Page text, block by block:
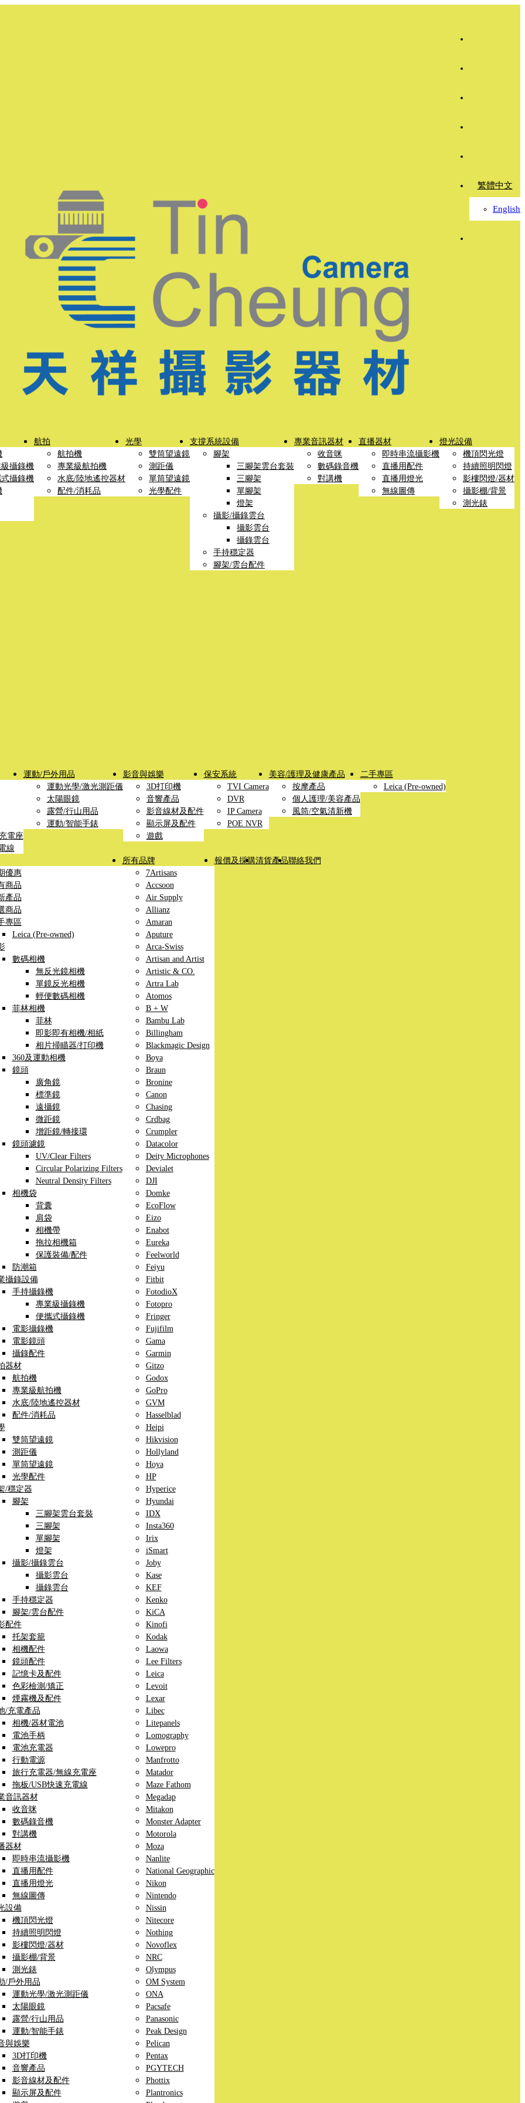
繁體中文
English
攝錄機
攝錄機
航拍
航拍機
專業級航拍機
水底/陸地遙控器材
配件/消耗品
光學
雙筒望遠鏡
測距儀
單筒望遠鏡
光學配件
支撐系統設備
腳架
三腳架雲台套裝
三腳架
單腳架
燈架
攝影/攝錄雲台
攝影雲台
攝錄雲台
手持穩定器
腳架/雲台配件
專業音訊器材
收音咪
數碼錄音機
對講機
直播器材
即時串流攝影機
直播用配件
直播用燈光
無線圖傳
燈光設備
機頂閃光燈
持續照明閃燈
影樓閃燈/器材
攝影棚/背景
測光錶
電座
線
運動/戶外用品
運動光學/激光測距儀
太陽眼鏡
露營/行山用品
運動/智能手錶
影音與娛樂
3D打印機
音響產品
影音線材及配件
顯示屏及配件
遊戲
保安系統
TVI Camera
DVR
IP Camera
POE NVR
美容/護理及健康產品
按摩產品
個人護理/美容產品
風筒/空氣清新機
二手專區
Leica (Pre-owned)
優惠
商品
產品
商品
專區
Leica (Pre-owned)
數碼相機
無反光鏡相機
單鏡反光相機
輕便數碼相機
菲林相機
菲林
即影即有相機/相紙
相片掃瞄器/打印機
360及運動相機
鏡頭
廣角鏡
標準鏡
遠攝鏡
微距鏡
增距鏡/轉接環
鏡頭濾鏡
UV/Clear Filters
Circular Polarizing Filters
Neutral Density Filters
相機袋
背囊
肩袋
相機帶
拖拉相機箱
保護裝備/配件
防潮箱
攝錄設備
手持攝錄機
專業級攝錄機
便攜式攝錄機
電影攝錄機
電影鏡頭
攝錄配件
器材
航拍機
專業級航拍機
水底/陸地遙控器材
配件/消耗品
雙筒望遠鏡
測距儀
單筒望遠鏡
光學配件
/穩定器
腳架
三腳架雲台套裝
三腳架
單腳架
燈架
攝影/攝錄雲台
攝影雲台
攝錄雲台
手持穩定器
腳架/雲台配件
配件
托架套籠
相機配件
鏡頭配件
記憶卡及配件
色彩檢測/矯正
煙霧機及配件
/充電產品
相機/器材電池
電池手柄
電池充電器
行動電源
旅行充電器/無線充電座
拖板/USB快速充電線
音訊器材
收音咪
數碼錄音機
對講機
器材
即時串流攝影機
直播用配件
直播用燈光
無線圖傳
設備
機頂閃光燈
持續照明閃燈
影樓閃燈/器材
攝影棚/背景
測光錶
/戶外用品
運動光學/激光測距儀
太陽眼鏡
露營/行山用品
運動/智能手錶
與娛樂
3D打印機
音響產品
影音線材及配件
顯示屏及配件
所有品牌
7Artisans
Accsoon
Air Supply
Allianz
Amaran
Aputure
Arca-Swiss
Artisan and Artist
Artistic & CO.
Artra Lab
Atomos
B + W
Bambu Lab
Billingham
Blackmagic Design
Boya
Braun
Bronine
Canon
Chasing
Crdbag
Crumpler
Datacolor
Deity Microphones
Devialet
DJI
Domke
EcoFlow
Eizo
Enabot
Eureka
Feelworld
Feiyu
Fitbit
FotodioX
Fotopro
Fringer
Fujifilm
Gama
Garmin
Gitzo
Godox
GoPro
GVM
Hasselblad
Heipi
Hikvision
Hollyland
Hoya
HP
Hyperice
Hyundai
IDX
Insta360
Irix
iSmart
Joby
Kase
KEF
Kenko
KiCA
Kinofi
Kodak
Laowa
Lee Filters
Leica
Levoit
Lexar
Libec
Litepanels
Lomography
Lowepro
Manfrotto
Matador
Maze Fathom
Megadap
Mitakon
Monster Adapter
Motorola
Moza
Nanlite
National Geographic
Nikon
Nintendo
Nissin
Nitecore
Nothing
Novoflex
NRC
Olympus
OM System
ONA
Pacsafe
Panasonic
Peak Design
Pelican
Pentax
PGYTECH
Phottix
Plantronics
報價及採購清貨產品聯絡我們